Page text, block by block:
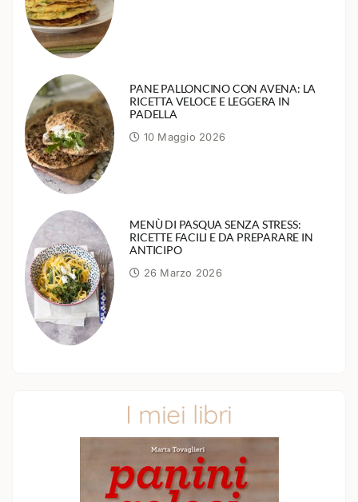
PANE PALLONCINO CON AVENA: LA
RICETTA VELOCE E LEGGERA IN
PADELLA
10 Maggio 2026
MENÙ DI PASQUA SENZA STRESS:
RICETTE FACILI E DA PREPARARE IN
ANTICIPO
26 Marzo 2026
I miei libri